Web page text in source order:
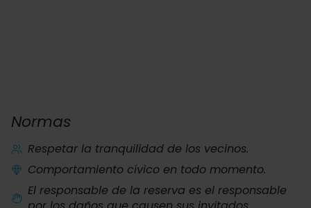
Normas
Respetar la tranquilidad de los vecinos.
Comportamiento cívico en todo momento.
El responsable de la reserva es el responsable